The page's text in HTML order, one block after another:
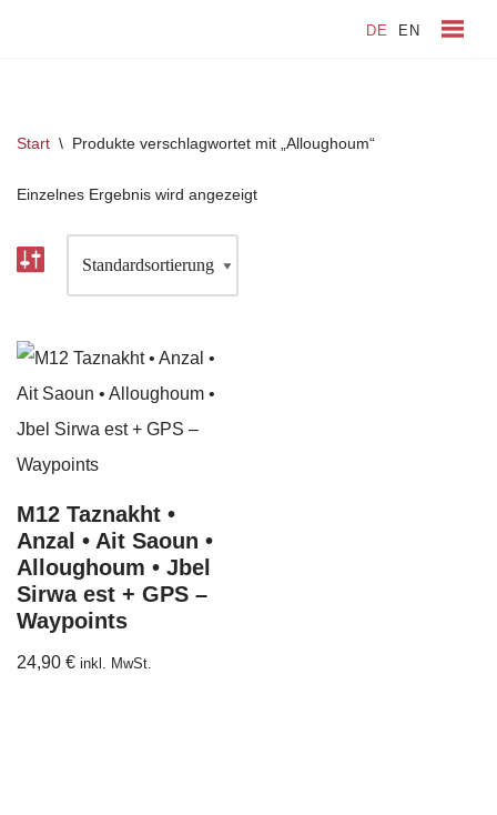
springen
DE EN
Start \ Produkte verschlagwortet mit „Alloughoum“
Einzelnes Ergebnis wird angezeigt
M12 Taznakht •
Anzal • Ait Saoun •
Alloughoum • Jbel
Sirwa est + GPS –
Waypoints
24,90 € inkl. MwSt.